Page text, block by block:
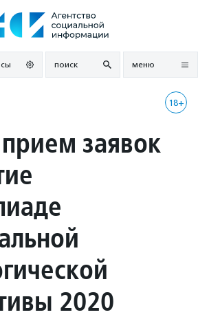
поиск меню
18+
заявок
2020